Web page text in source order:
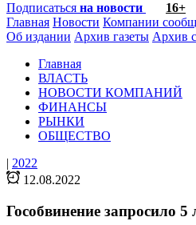
Подписаться на новости
16+
Главная Новости Компании
Об издании Архив газеты Архив
Главная
ВЛАСТЬ
НОВОСТИ КОМПАНИЙ
ФИНАНСЫ
РЫНКИ
ОБЩЕСТВО
| 2022
12.08.2022
Гособвинение запросило